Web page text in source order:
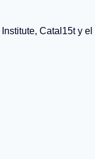
Catal15t y